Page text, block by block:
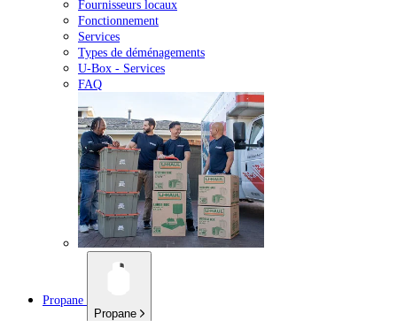
Fournisseurs locaux
Fonctionnement
Services
Types de déménagements
U-Box - Services
FAQ
Propane
Propane